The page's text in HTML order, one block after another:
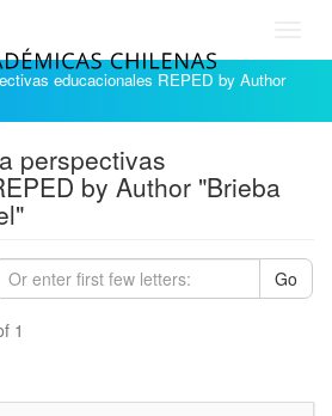
educacionales REPED by Author
perspectivas
by Author "Brieba
Go
1